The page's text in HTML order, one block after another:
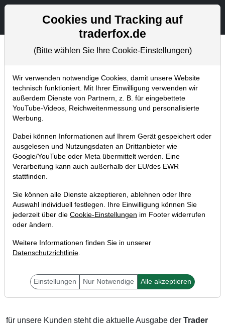
Aktien- und Artikelsuche
Tradingerfolge
Home Blog Tradingerfolge
Trader Think Tank Magazins
04/2015
09.02.2015 um 17:41 Uhr | TraderFox GmbH
für unsere Kunden steht die aktuelle Ausgabe der Trader
Cookies und Tracking auf
traderfox.de
(Bitte wählen Sie Ihre Cookie-Einstellungen)
Wir verwenden notwendige Cookies, damit unsere Website
technisch funktioniert. Mit Ihrer Einwilligung verwenden wir
außerdem Dienste von Partnern, z. B. für eingebettete
YouTube-Videos, Reichweitenmessung und personalisierte
Werbung.
Dabei können Informationen auf Ihrem Gerät gespeichert oder
ausgelesen und Nutzungsdaten an Drittanbieter wie
Google/YouTube oder Meta übermittelt werden. Eine
Verarbeitung kann auch außerhalb der EU/des EWR
stattfinden.
Sie können alle Dienste akzeptieren, ablehnen oder Ihre
Auswahl individuell festlegen. Ihre Einwilligung können Sie
jederzeit über die Cookie-Einstellungen im Footer widerrufen
oder ändern.
Weitere Informationen finden Sie in unserer
Datenschutzrichtlinie.
Einstellungen Nur Notwendige Alle akzeptieren